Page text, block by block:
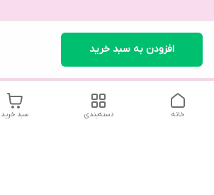
افزودن به سبد خرید
سبد خرید دسته‌بندی خانه